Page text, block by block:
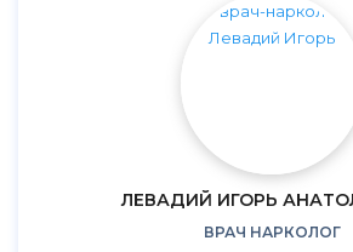
ЛЕВАДИЙ ИГОРЬ
ВРАЧ НАРКОЛОГ